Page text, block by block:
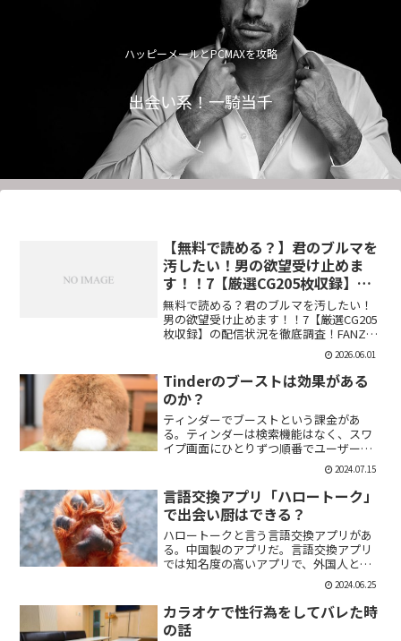
ハッピーメールとPCMAXを攻略
出会い系！一騎当千
【無料で読める？】君のブルマを
汚したい！男の欲望受け止めま
す！！7【厳選CG205枚収録】
【虚構クラブ】
無料で読める？君のブルマを汚したい！
男の欲望受け止めます！！7【厳選CG205
枚収録】の配信状況を徹底調査！FANZA
での販売形式やサンプル視聴、レビュー
評価もまとめています。今すぐチェッ
ク！【d_544876】
2026.06.01
Tinderのブーストは効果がある
のか？
ティンダーでブーストという課金があ
る。ティンダーは検索機能はなく、スワ
イプ画面にひとりずつ順番でユーザーが
表示される。その順番を優先して表示す
ることができる課金がブーストだ。ブー
スト1つ消費で30分間、ブースト2つ消費
で2時間の優先表示がさ...
2024.07.15
言語交換アプリ「ハロートーク」
で出会い厨はできる？
ハロートークと言う言語交換アプリがあ
る。中国製のアプリだ。言語交換アプリ
では知名度の高いアプリで、外国人と知
り合いたい付き合いたいという人にも魅
力的には一見魅力的にうつる。外国人の
恋人欲しいよな。俺もエマワトソンと結
婚してえ。ではハロートー...
2024.06.25
カラオケで性行為をしてバレた時
の話